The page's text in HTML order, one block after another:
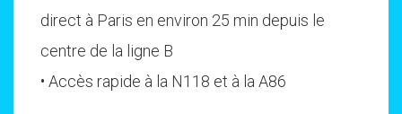
direct à Paris en environ 25 min depuis le
centre de la ligne B
• Accès rapide à la N118 et à la A86